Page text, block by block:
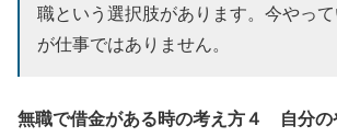
職という選択肢があります。今やっ
が仕事ではありません。
無職で借金がある時の考え方４ 自分の